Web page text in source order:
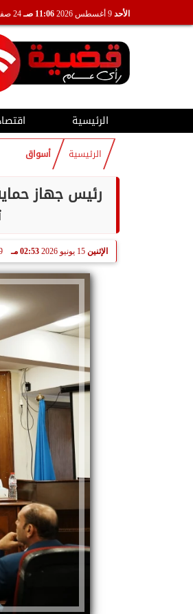
الأحد 11:06 صـ 24 صفر 1448
الرئيسية
الرئيسية أسواق
رئيس جهاز
الإثنين 15 يونيو 2026 02:53 مـ 29